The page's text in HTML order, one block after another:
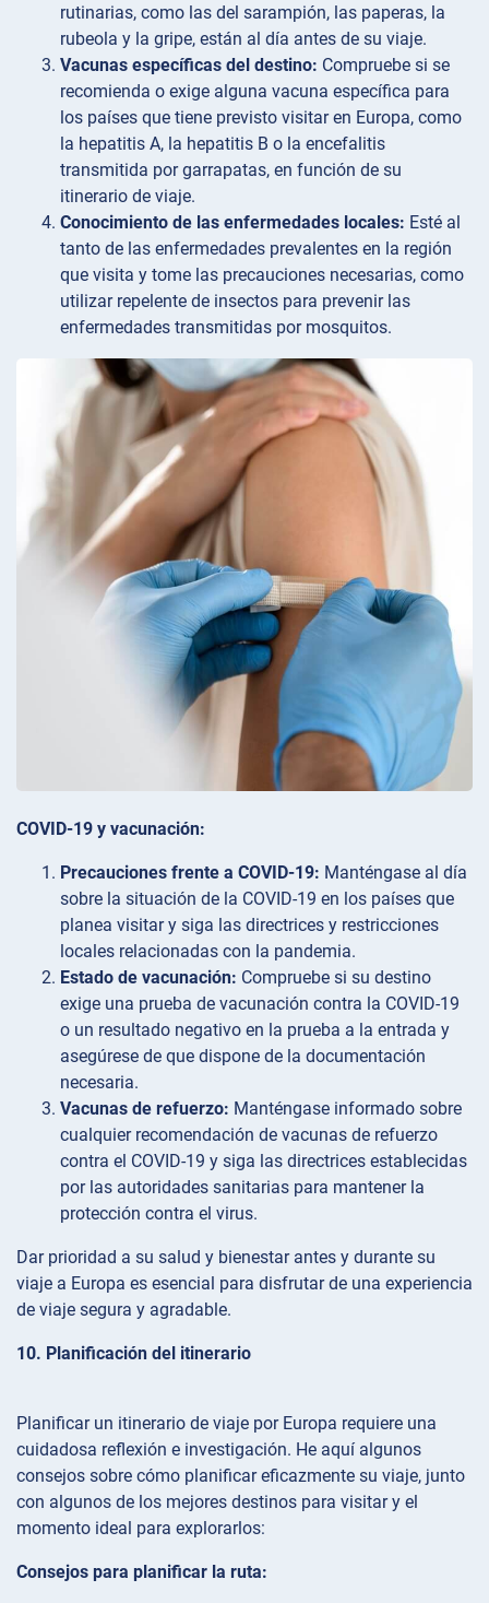
rutinarias, como las del sarampión, las paperas, la
rubeola y la gripe, están al día antes de su viaje.
Vacunas específicas del destino: Compruebe si se
recomienda o exige alguna vacuna específica para
los países que tiene previsto visitar en Europa, como
la hepatitis A, la hepatitis B o la encefalitis
transmitida por garrapatas, en función de su
itinerario de viaje.
Conocimiento de las enfermedades locales: Esté al
tanto de las enfermedades prevalentes en la región
que visita y tome las precauciones necesarias, como
utilizar repelente de insectos para prevenir las
enfermedades transmitidas por mosquitos.
COVID-19 y vacunación:
Precauciones frente a COVID-19: Manténgase al día
sobre la situación de la COVID-19 en los países que
planea visitar y siga las directrices y restricciones
locales relacionadas con la pandemia.
Estado de vacunación: Compruebe si su destino
exige una prueba de vacunación contra la COVID-19
o un resultado negativo en la prueba a la entrada y
asegúrese de que dispone de la documentación
necesaria.
Vacunas de refuerzo: Manténgase informado sobre
cualquier recomendación de vacunas de refuerzo
contra el COVID-19 y siga las directrices establecidas
por las autoridades sanitarias para mantener la
protección contra el virus.
Dar prioridad a su salud y bienestar antes y durante su
viaje a Europa es esencial para disfrutar de una experiencia
de viaje segura y agradable.
10. Planificación del itinerario
Planificar un itinerario de viaje por Europa requiere una
cuidadosa reflexión e investigación. He aquí algunos
consejos sobre cómo planificar eficazmente su viaje, junto
con algunos de los mejores destinos para visitar y el
momento ideal para explorarlos:
Consejos para planificar la ruta: